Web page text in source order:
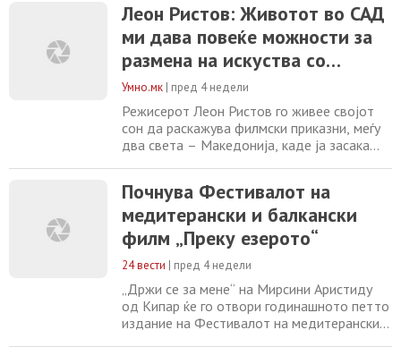
Струмица и во Гевгелија. Во рамките на
програмата на фестивалот ќе се одржат
проекции на два филма во чест на Тони
Наумовски, годинашниот лауреат на
Леон Ристов: Животот во САД
ми дава повеќе можности за
размена на искуства со
филмски автори од целиот
свет
Умно.мк | пред 4 недели
Режисерот Леон Ристов го живее својот
сон да раскажува филмски приказни, меѓу
два света – Македонија, каде ја засака
филмската индустрија, каде се образуваше
и има поголеми можности да среќава
соработници и да работи на тоа што сака.
Тој беше меѓу десетте млади режисери
што Санденс институтот
Почнува Фестивалот на
медитерански и балкански
филм „Преку езерото“
24 вести | пред 4 недели
„Држи се за мене“ на Мирсини Аристиду
од Кипар ќе го отвори годинашното петто
издание на Фестивалот на медитерански и